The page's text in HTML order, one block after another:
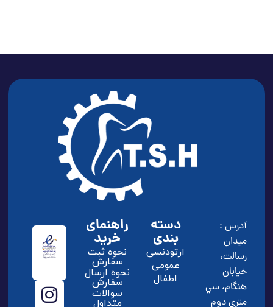
آدرس :
ميدان
رسالت،
خيابان
هنگام، سي
متري دوم
دسته
بندی
ارتودنسی
عمومی
اطفال
راهنمای
خرید
نحوه ثبت
سفارش
نحوه ارسال
سفارش
سوالات
متداول